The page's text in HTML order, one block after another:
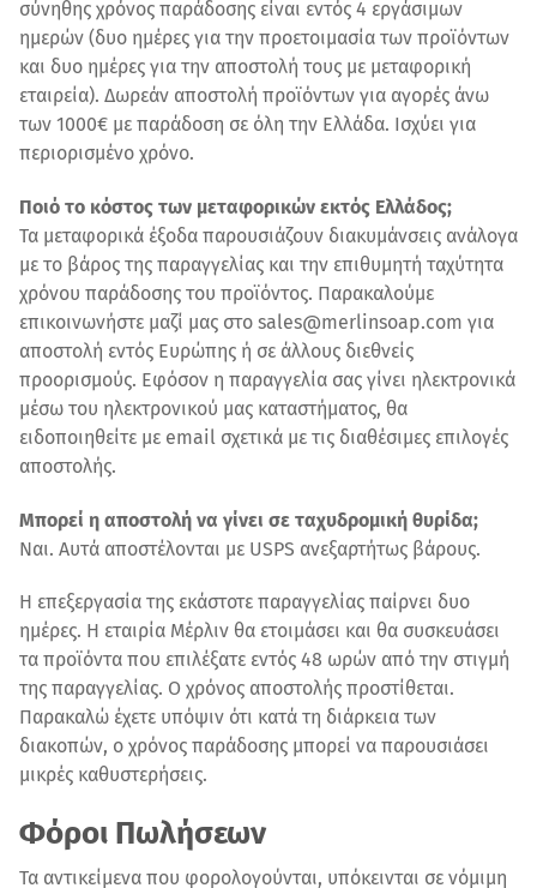
σύνηθης χρόνος παράδοσης είναι εντός 4 εργάσιμων
ημερών (δυο ημέρες για την προετοιμασία των προϊόντων
και δυο ημέρες για την αποστολή τους με μεταφορική
εταιρεία). Δωρεάν αποστολή προϊόντων για αγορές άνω
των 1000€ με παράδοση σε όλη την Ελλάδα. Ισχύει για
περιορισμένο χρόνο.
Ποιό το κόστος των μεταφορικών εκτός Ελλάδος;
Τα μεταφορικά έξοδα παρουσιάζουν διακυμάνσεις ανάλογα
με το βάρος της παραγγελίας και την επιθυμητή ταχύτητα
χρόνου παράδοσης του προϊόντος. Παρακαλούμε
επικοινωνήστε μαζί μας στο sales@merlinsoap.com για
αποστολή εντός Ευρώπης ή σε άλλους διεθνείς
προορισμούς. Εφόσον η παραγγελία σας γίνει ηλεκτρονικά
μέσω του ηλεκτρονικού μας καταστήματος, θα
ειδοποιηθείτε με email σχετικά με τις διαθέσιμες επιλογές
αποστολής.
Μπορεί η αποστολή να γίνει σε ταχυδρομική θυρίδα;
Ναι. Αυτά αποστέλονται με USPS ανεξαρτήτως βάρους.
Η επεξεργασία της εκάστοτε παραγγελίας παίρνει δυο
ημέρες. Η εταιρία Μέρλιν θα ετοιμάσει και θα συσκευάσει
τα προϊόντα που επιλέξατε εντός 48 ωρών από την στιγμή
της παραγγελίας. Ο χρόνος αποστολής προστίθεται.
Παρακαλώ έχετε υπόψιν ότι κατά τη διάρκεια των
διακοπών, ο χρόνος παράδοσης μπορεί να παρουσιάσει
μικρές καθυστερήσεις.
Φόροι Πωλήσεων
Τα αντικείμενα που φορολογούνται, υπόκεινται σε νόμιμη